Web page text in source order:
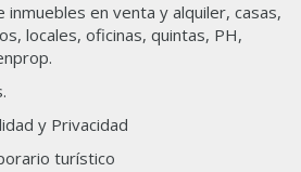
STOCK
propiedades disponibles
en venta y alquiler, casas,
locales, oficinas, quintas, PH,
y Privacidad
turístico